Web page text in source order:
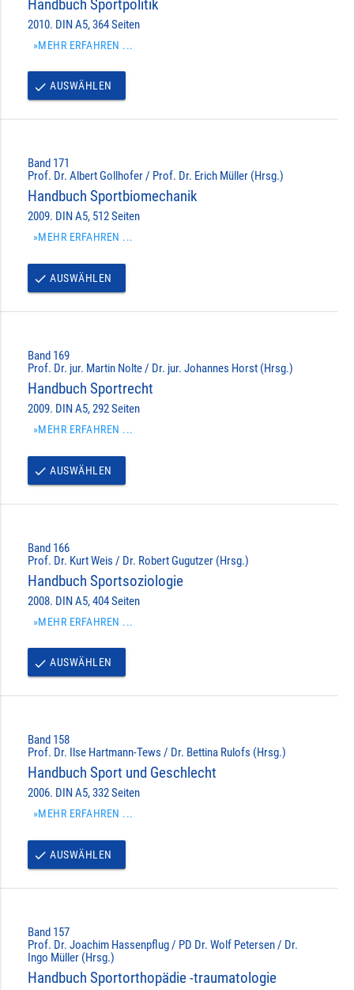
Handbuch Sportpolitik
2010. DIN A5, 364 Seiten
»MEHR ERFAHREN ...
done AUSWÄHLEN
Band 171
Prof. Dr. Albert Gollhofer / Prof. Dr. Erich Müller (Hrsg.)
Handbuch Sportbiomechanik
2009. DIN A5, 512 Seiten
»MEHR ERFAHREN ...
done AUSWÄHLEN
Band 169
Prof. Dr. jur. Martin Nolte / Dr. jur. Johannes Horst (Hrsg.)
Handbuch Sportrecht
2009. DIN A5, 292 Seiten
»MEHR ERFAHREN ...
done AUSWÄHLEN
Band 166
Prof. Dr. Kurt Weis / Dr. Robert Gugutzer (Hrsg.)
Handbuch Sportsoziologie
2008. DIN A5, 404 Seiten
»MEHR ERFAHREN ...
done AUSWÄHLEN
Band 158
Prof. Dr. Ilse Hartmann-Tews / Dr. Bettina Rulofs (Hrsg.)
Handbuch Sport und Geschlecht
2006. DIN A5, 332 Seiten
»MEHR ERFAHREN ...
done AUSWÄHLEN
Band 157
Prof. Dr. Joachim Hassenpflug / PD Dr. Wolf Petersen / Dr.
Ingo Müller (Hrsg.)
Handbuch Sportorthopädie -traumatologie